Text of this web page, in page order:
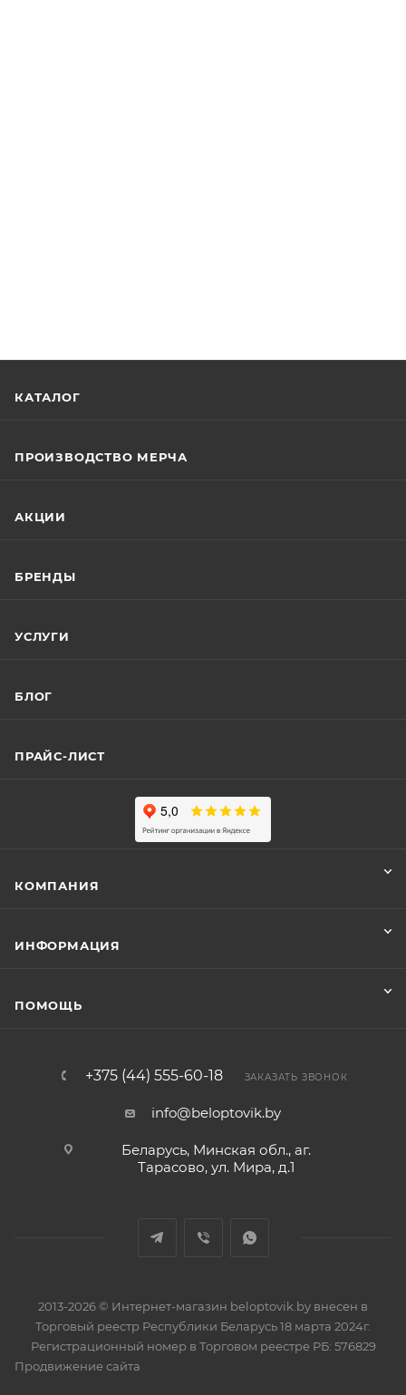
КАТАЛОГ
ПРОИЗВОДСТВО МЕРЧА
АКЦИИ
БРЕНДЫ
УСЛУГИ
БЛОГ
ПРАЙС-ЛИСТ
КОМПАНИЯ
ИНФОРМАЦИЯ
ПОМОЩЬ
+375 (44) 555-60-18 ЗАКАЗАТЬ ЗВОНОК
info@beloptovik.by
Беларусь, Минская обл., аг.
Тарасово, ул. Мира, д.1
2013-2026 © Интернет-магазин beloptovik.by внесен в
Торговый реестр Республики Беларусь 18 марта 2024г.
Регистрационный номер в Торговом реестре РБ: 576829
Продвижение сайта